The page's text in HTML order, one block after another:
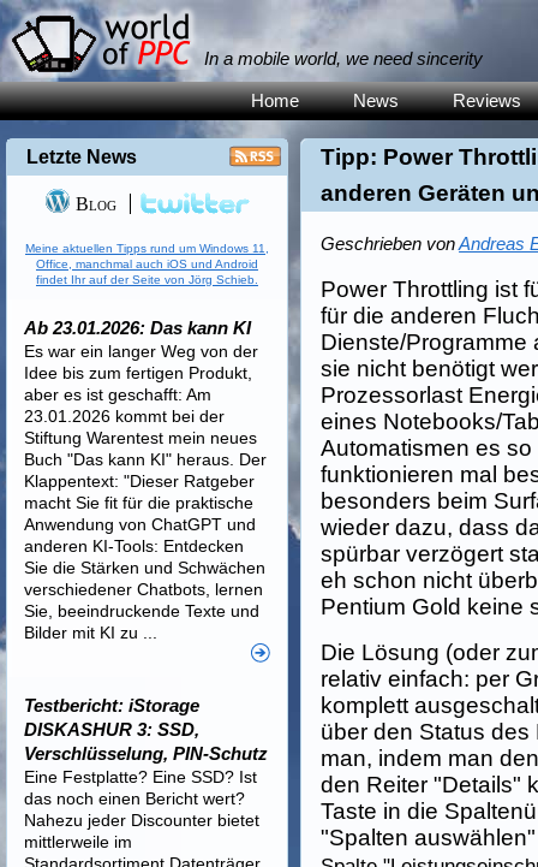
In a mobile world, we need sincerity
Home News Reviews
Tipp: Power
anderen Geräten
Geschrieben vonAndreas
Power Throttling ist
für die anderen
Dienste/Programme
sie nicht benötigt
Prozessorlast
eines Notebooks/
Automatismen es
funktionieren mal
besonders beim
wieder dazu, dass
spürbar verzögert
eh schon nicht
Pentium Gold keine
Die Lösung (oder
relativ einfach: per
komplett
über den Status
man, indem man
den Reiter "Details"
Taste in die
"Spalten
Letzte News
Blog
Meine aktuellen Tipps rund um Windows 11,
Office, manchmal auch iOS und Android
findet Ihr auf der Seite von Jörg Schieb.
Ab 23.01.2026: Das kann KI
Es war ein langer Weg von der
Idee bis zum fertigen Produkt,
aber es ist geschafft: Am
23.01.2026 kommt bei der
Stiftung Warentest mein neues
Buch "Das kann KI" heraus. Der
Klappentext: "Dieser Ratgeber
macht Sie fit für die praktische
Anwendung von ChatGPT und
anderen KI-Tools: Entdecken
Sie die Stärken und Schwächen
verschiedener Chatbots, lernen
Sie, beeindruckende Texte und
Bilder mit KI zu ...
Testbericht: iStorage
DISKASHUR 3: SSD,
Verschlüsselung, PIN-Schutz
Eine Festplatte? Eine SSD? Ist
das noch einen Bericht wert?
Nahezu jeder Discounter bietet
mittlerweile im